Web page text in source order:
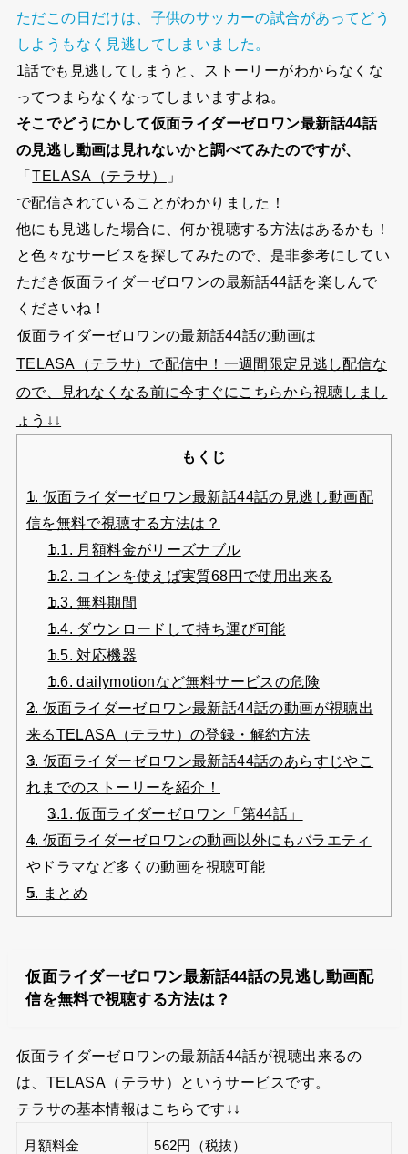
ただこの日だけは、子供のサッカーの試合があってどう
しようもなく見逃してしまいました。
1話でも見逃してしまうと、ストーリーがわからなくな
ってつまらなくなってしまいますよね。
そこでどうにかして仮面ライダーゼロワン最新話44話
の見逃し動画は見れないかと調べてみたのですが、
「TELASA（テラサ）
」
で配信されていることがわかりました！
他にも見逃した場合に、何か視聴する方法はあるかも！
と色々なサービスを探してみたので、是非参考にしてい
ただき仮面ライダーゼロワンの最新話44話を楽しんで
くださいね！
仮面ライダーゼロワンの最新話44話の動画は
TELASA（テラサ）で配信中！一週間限定見逃し配信な
ので、見れなくなる前に今すぐにこちらから視聴しまし
ょう↓↓
もくじ
1. 仮面ライダーゼロワン最新話44話の見逃し動画配
信を無料で視聴する方法は？
1.1. 月額料金がリーズナブル
1.2. コインを使えば実質68円で使用出来る
1.3. 無料期間
1.4. ダウンロードして持ち運び可能
1.5. 対応機器
1.6. dailymotionなど無料サービスの危険
2. 仮面ライダーゼロワン最新話44話の動画が視聴出
来るTELASA（テラサ）の登録・解約方法
3. 仮面ライダーゼロワン最新話44話のあらすじやこ
れまでのストーリーを紹介！
3.1. 仮面ライダーゼロワン「第44話」
4. 仮面ライダーゼロワンの動画以外にもバラエティ
やドラマなど多くの動画を視聴可能
5. まとめ
仮面ライダーゼロワン最新話44話の見逃し動画配
信を無料で視聴する方法は？
仮面ライダーゼロワンの最新話44話が視聴出来るの
は、TELASA（テラサ）というサービスです。
テラサの基本情報はこちらです↓↓
月額料金 562円（税抜）